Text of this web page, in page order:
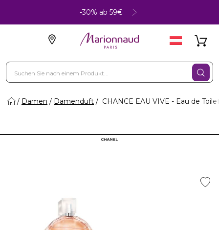
-30% ab 59€
Damen Damenduft CHANCE EAU VIVE - Eau de